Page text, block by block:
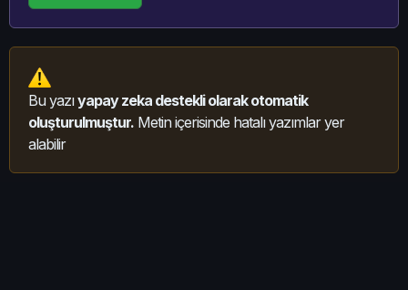
Bu yazıyapay zeka destekli olarak otomatik
oluşturulmuştur. Metin içerisinde hatalı yazımlar yer
alabilir